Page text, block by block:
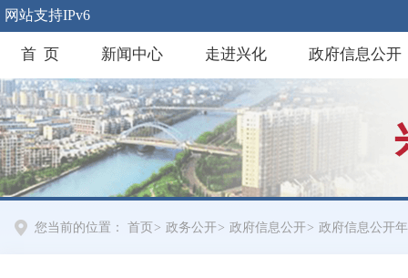
网站支持IPv6
首 页 新闻中心 走进兴化 政府信息公开
您当前的位置： 首页 > 政务公开> 政府信息公开> 政府信息公开